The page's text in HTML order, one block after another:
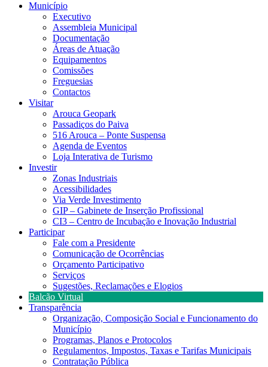
Município
Executivo
Assembleia Municipal
Documentação
Áreas de Atuação
Equipamentos
Comissões
Freguesias
Contactos
Visitar
Arouca Geopark
Passadiços do Paiva
516 Arouca – Ponte Suspensa
Agenda de Eventos
Loja Interativa de Turismo
Investir
Zonas Industriais
Acessibilidades
Via Verde Investimento
GIP – Gabinete de Inserção Profissional
CI3 – Centro de Incubação e Inovação Industrial
Participar
Fale com a Presidente
Comunicação de Ocorrências
Orçamento Participativo
Serviços
Sugestões, Reclamações e Elogios
Balcão Virtual
Transparência
Organização, Composição Social e Funcionamento do
Município
Programas, Planos e Protocolos
Regulamentos, Impostos, Taxas e Tarifas Municipais
Contratação Pública